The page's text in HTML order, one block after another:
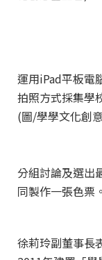
運用iPad平板電
拍照方式採集學
(圖/學學文化創
分組討論及選出
同製作一張色票
徐莉玲副董事長